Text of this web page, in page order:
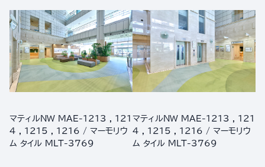
マティルNW MAE-1213 , 121
4 , 1215 , 1216 / マーモリウ
ム タイル MLT-3769
マティルNW MAE-1213 , 121
4 , 1215 , 1216 / マーモリウ
ム タイル MLT-3769